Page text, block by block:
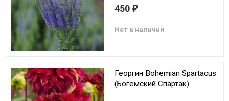
450 ₽
Нет в наличии
Георгин Bohemian Spartacus
(Богемский Спартак)